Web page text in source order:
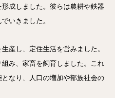
成しました。彼らは農耕や鉄器
いきました。
産し、定住生活を営みました。
み、家畜を飼育しました。これ
なり、人口の増加や部族社会の